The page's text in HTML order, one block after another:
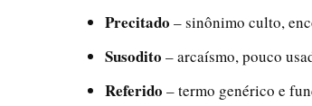
Precitado – sinônimo culto,
Susodito – arcaísmo, pouco
Referido – termo genérico e